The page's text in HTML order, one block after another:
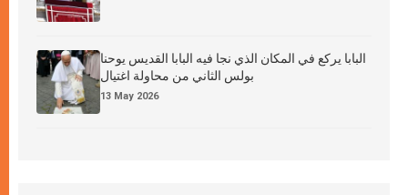
البابا يركع في المكان الذي نجا فيه البابا القديس يوحنا
بولس الثاني من محاولة اغتيال
13 May 2026